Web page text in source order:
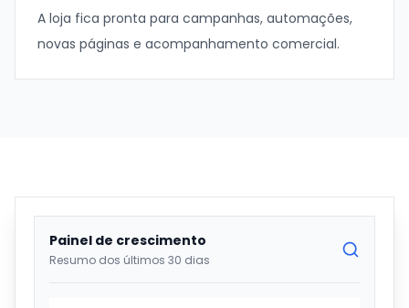
A loja fica pronta para campanhas, automações,
novas páginas e acompanhamento comercial.
Painel de crescimento
Resumo dos últimos 30 dias